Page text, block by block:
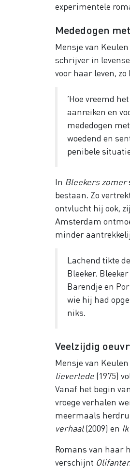
experimentele
Mededogen
Mensje van
schrijver in
voor haar leven,
‘Hoe vreemd
aanreiken en
mededogen
woedend en
penibele
In Bleekers zomer
bestaan. Zo
ontvlucht hij ook,
Amsterdam
minder
Lachend tikte
Bleeker.
Barendje en
wie hij had
niks.
Veelzijdig
Mensje van
lieverlede (1975)
Vanaf het begin
vroege verhalen
meermaals
verhaal(2009) en
Romans van haar
verschijnt